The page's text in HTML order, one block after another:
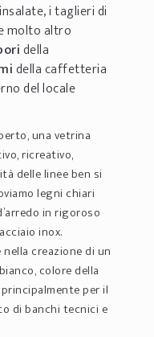
i taglieri di
molto altro
della
della caffetteria
del locale
una vetrina
ricreativo,
delle linee ben si
legni chiari
in rigoroso
inox.
creazione di un
colore della
per il
di banchi tecnici e